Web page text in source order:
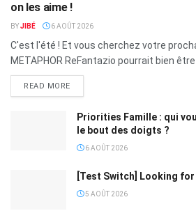
on les aime !
BYJIBÉ 6 AOÛT 2026
C'est l'été ! Et vous cherchez votre
METAPHOR ReFantazio pourrait bien être
READ MORE
Priorities Famille : qui
le bout des doigts ?
6 AOÛT 2026
[Test Switch] Looking for
5 AOÛT 2026